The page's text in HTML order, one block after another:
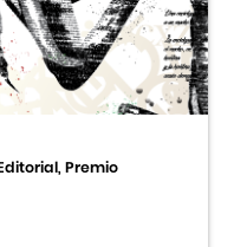
JaponesaPremio